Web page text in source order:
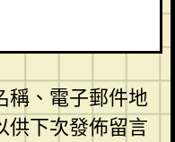
稱、電子郵件地
供下次發佈留言